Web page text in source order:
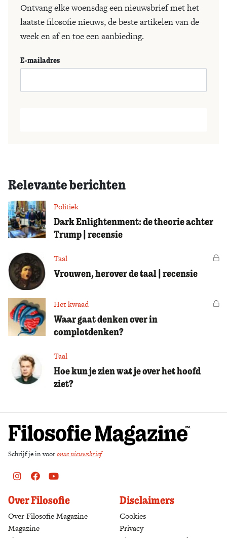
Ontvang elke woensdag een nieuwsbrief met het
laatste filosofie nieuws, de beste artikelen van de
week en af en toe een aanbieding.
E-mailadres
Relevante berichten
Politiek
Dark Enlightenment: de theorie achter
Trump | recensie
Taal
Vrouwen, herover de taal | recensie
Het kwaad
Waar gaat denken over in
complotdenken?
Taal
Hoe kun je zien wat je over het hoofd
ziet?
Schrijf je in vooronze nieuwsbrief
Instagram
FacebookYoutube
Over Filosofie
Over Filosofie Magazine
Magazine
Disclaimers
Cookies
Privacy